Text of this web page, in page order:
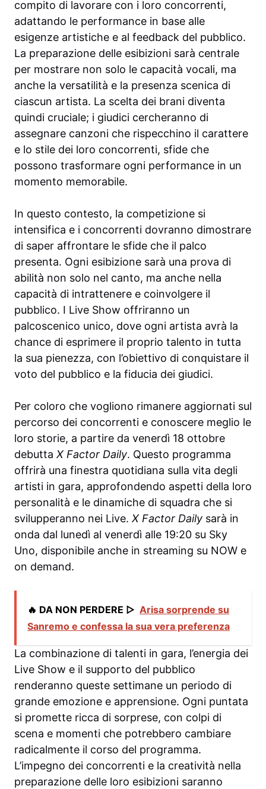
compito di lavorare con i loro concorrenti,
adattando le performance in base alle
esigenze artistiche e al feedback del pubblico.
La preparazione delle esibizioni sarà centrale
per mostrare non solo le capacità vocali, ma
anche la versatilità e la presenza scenica di
ciascun artista. La scelta dei brani diventa
quindi cruciale; i giudici cercheranno di
assegnare canzoni che rispecchino il carattere
e lo stile dei loro concorrenti, sfide che
possono trasformare ogni performance in un
momento memorabile.
In questo contesto, la competizione si
intensifica e i concorrenti dovranno dimostrare
di saper affrontare le sfide che il palco
presenta. Ogni esibizione sarà una prova di
abilità non solo nel canto, ma anche nella
capacità di intrattenere e coinvolgere il
pubblico. I Live Show offriranno un
palcoscenico unico, dove ogni artista avrà la
chance di esprimere il proprio talento in tutta
la sua pienezza, con l’obiettivo di conquistare il
voto del pubblico e la fiducia dei giudici.
Per coloro che vogliono rimanere aggiornati sul
percorso dei concorrenti e conoscere meglio le
loro storie, a partire da venerdì 18 ottobre
debutta X Factor Daily. Questo programma
offrirà una finestra quotidiana sulla vita degli
artisti in gara, approfondendo aspetti della loro
personalità e le dinamiche di squadra che si
svilupperanno nei Live. X Factor Daily sarà in
onda dal lunedì al venerdì alle 19:20 su Sky
Uno, disponibile anche in streaming su NOW e
on demand.
🔥 DA NON PERDERE ▷ Arisa sorprende su
Sanremo e confessa la sua vera preferenza
La combinazione di talenti in gara, l’energia dei
Live Show e il supporto del pubblico
renderanno queste settimane un periodo di
grande emozione e apprensione. Ogni puntata
si promette ricca di sorprese, con colpi di
scena e momenti che potrebbero cambiare
radicalmente il corso del programma.
L’impegno dei concorrenti e la creatività nella
preparazione delle loro esibizioni saranno